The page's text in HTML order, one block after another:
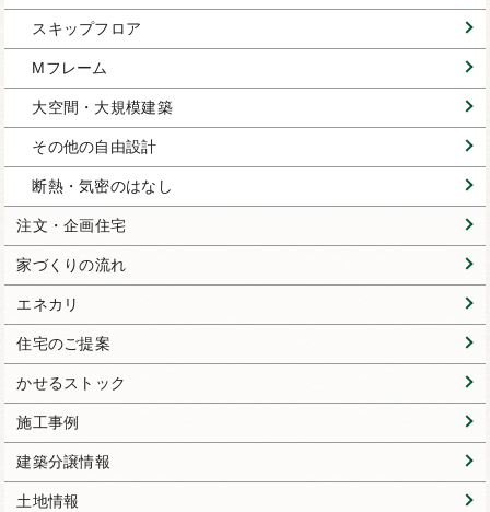
スキップフロア
Mフレーム
大空間・大規模建築
その他の自由設計
断熱・気密のはなし
注文・企画住宅
家づくりの流れ
エネカリ
住宅のご提案
かせるストック
施工事例
建築分譲情報
土地情報